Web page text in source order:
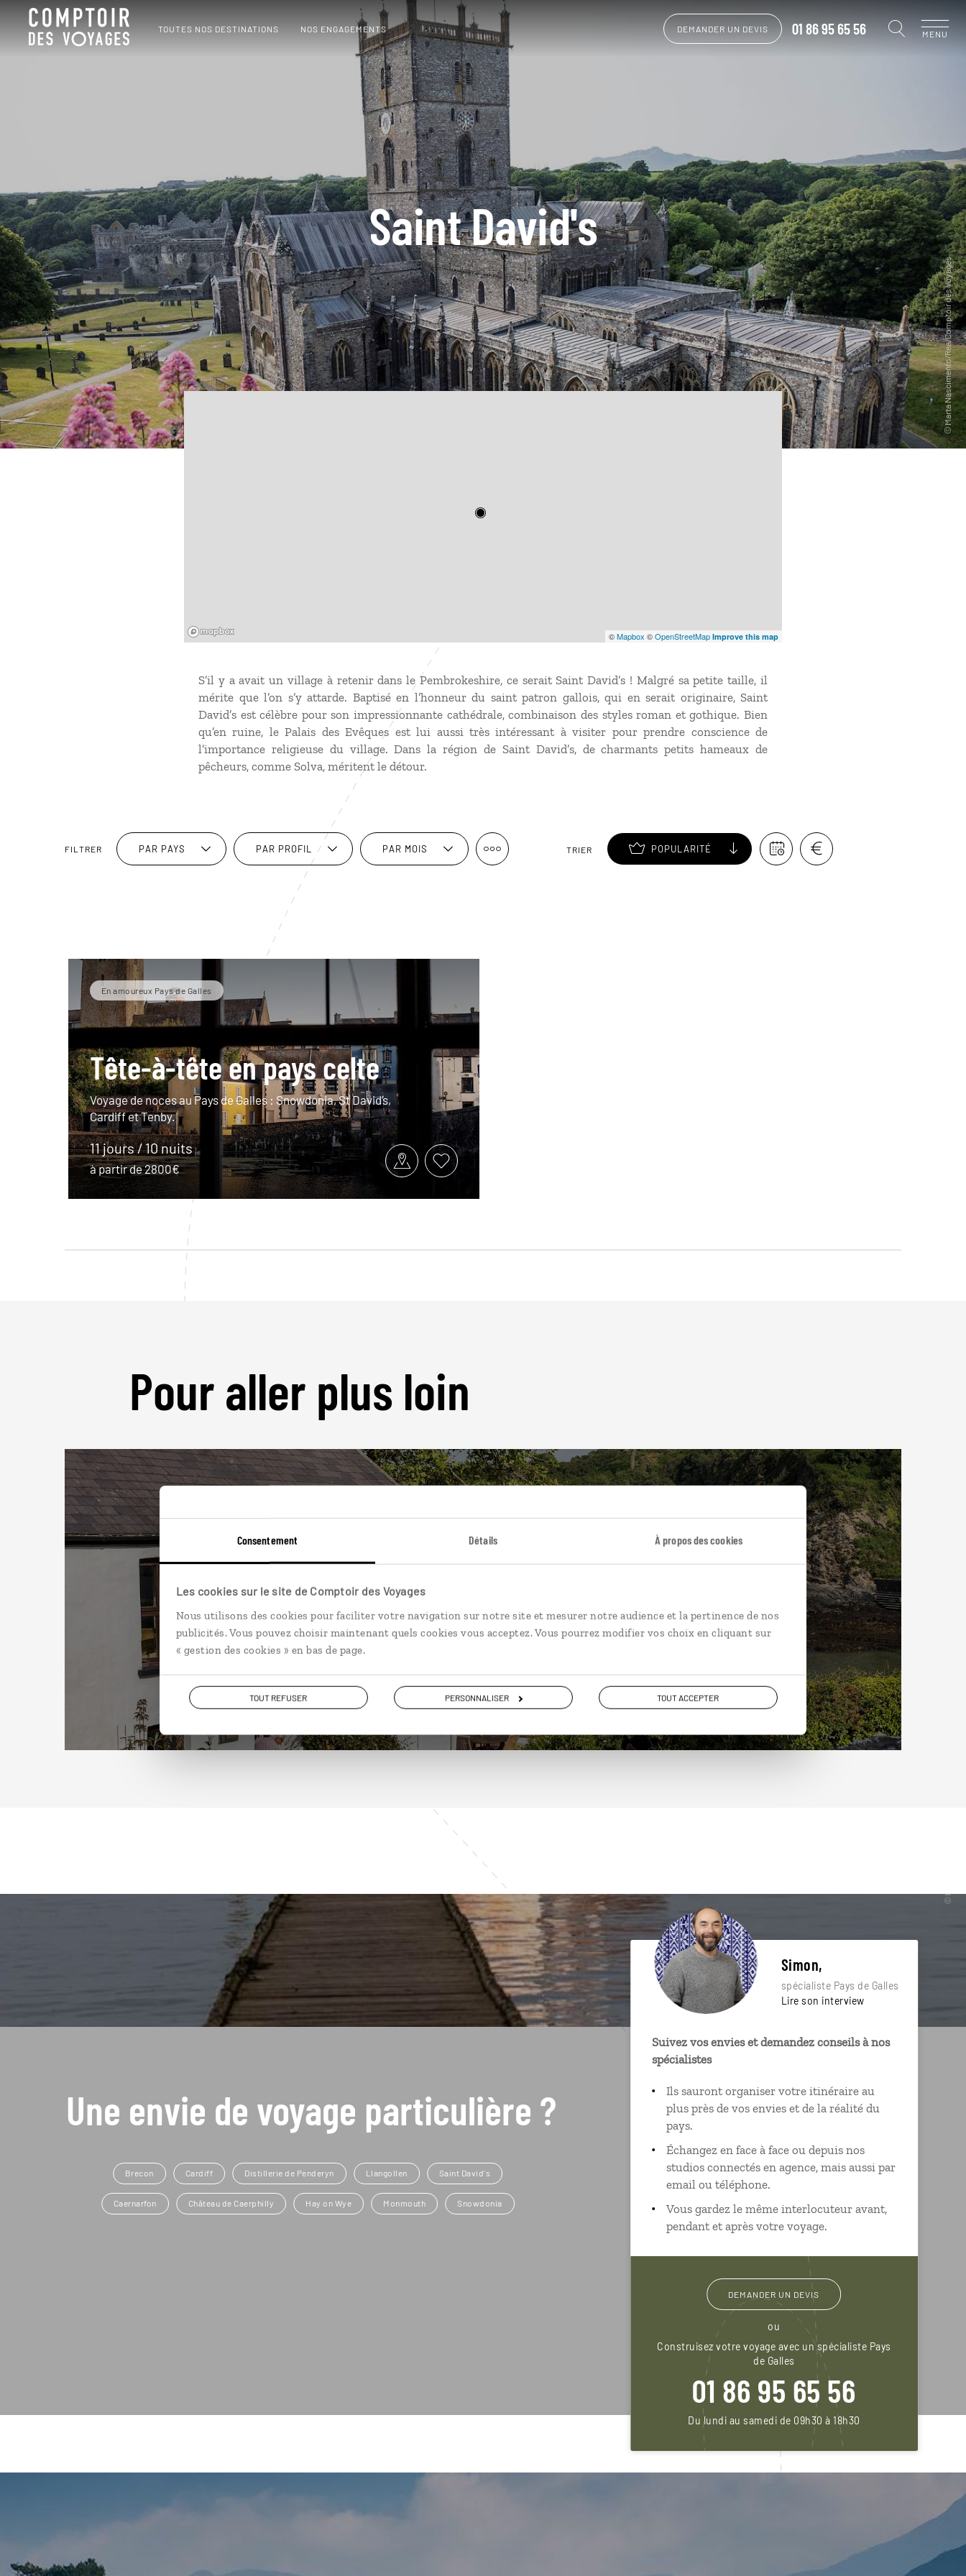
Consentement Détails À propos des cookies
Les cookies sur le site de Comptoir des Voyages
Nous utilisons des cookies pour faciliter votre navigation sur notre site et mesurer notre audience et la pertinence de nos
publicités. Vous pouvez choisir maintenant quels cookies vous acceptez. Vous pourrez modifier vos choix en cliquant sur
« gestion des cookies » en bas de page.
TOUT REFUSER PERSONNALISER TOUT ACCEPTER
TOUTES NOS DESTINATIONS NOS ENGAGEMENTS DEMANDER UN DEVIS 01 86 95 65 56 MENU
Saint David's
©Mapbox ©OpenStreetMap Improve this map
S’il y a avait un village à retenir dans le Pembrokeshire, ce serait Saint David’s ! Malgré sa petite taille, il
mérite que l’on s’y attarde. Baptisé en l’honneur du saint patron gallois, qui en serait originaire, Saint
David’s est célèbre pour son impressionnante cathédrale, combinaison des styles roman et gothique. Bien
qu’en ruine, le Palais des Evêques est lui aussi très intéressant à visiter pour prendre conscience de
l’importance religieuse du village. Dans la région de Saint David’s, de charmants petits hameaux de
pêcheurs, comme Solva, méritent le détour.
FILTRER PAR PAYS PAR PROFIL PAR MOIS TRIER POPULARITÉ
En amoureux Pays de Galles
Tête-à-tête en pays celte
Voyage de noces au Pays de Galles : Snowdonia, St David’s,
Cardiff et Tenby.
11 jours / 10 nuits
à partir de 2800€
Pour aller plus loin
Nos 5 idées de voyage
Pays de Galles
Une envie de voyage particulière ?
Brecon Cardiff Distillerie de Penderyn Llangollen Saint David's
Caernarfon Château de Caerphilly Hay on Wye Monmouth Snowdonia
Simon,
spécialiste Pays de Galles
Lire son interview
Suivez vos envies et demandez conseils à nos
spécialistes
Ils sauront organiser votre itinéraire au
plus près de vos envies et de la réalité du
pays.
Échangez en face à face ou depuis nos
studios connectés en agence, mais aussi par
email ou téléphone.
Vous gardez le même interlocuteur avant,
pendant et après votre voyage.
DEMANDER UN DEVIS
ou
Construisez votre voyage avec un spécialiste Pays
de Galles
01 86 95 65 56
Du lundi au samedi de 09h30 à 18h30